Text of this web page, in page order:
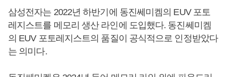
삼성전자는 2022년 하반기에 동진쎄미켐의 EUV 포토
레지스트를 메모리 생산 라인에 도입했다. 동진쎄미켐
의 EUV 포토레지스트의 품질이 공식적으로 인정받았다
는 의미다.